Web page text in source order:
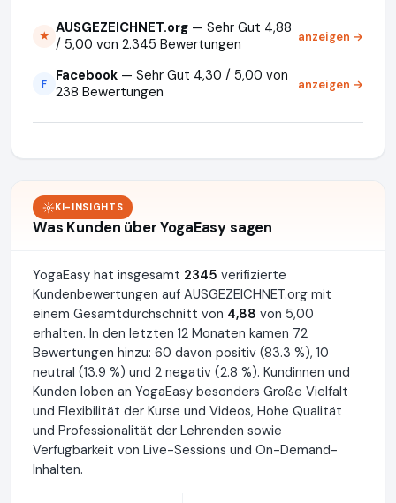
★ AUSGEZEICHNET.org — Sehr Gut 4,88
/ 5,00 von 2.345 Bewertungen
anzeigen →
F Facebook — Sehr Gut 4,30 / 5,00 von
238 Bewertungen
anzeigen →
KI-INSIGHTS
Was Kunden über YogaEasy sagen
YogaEasy hat insgesamt 2345 verifizierte
Kundenbewertungen auf AUSGEZEICHNET.org mit
einem Gesamtdurchschnitt von 4,88 von 5,00
erhalten. In den letzten 12 Monaten kamen 72
Bewertungen hinzu: 60 davon positiv (83.3 %), 10
neutral (13.9 %) und 2 negativ (2.8 %). Kundinnen und
Kunden loben an YogaEasy besonders Große Vielfalt
und Flexibilität der Kurse und Videos, Hohe Qualität
und Professionalität der Lehrenden sowie
Verfügbarkeit von Live-Sessions und On-Demand-
Inhalten.